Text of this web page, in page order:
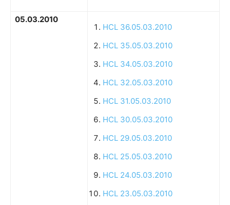
05.03.2010
HCL 36.05.03.2010
HCL 35.05.03.2010
HCL 34.05.03.2010
HCL 32.05.03.2010
HCL 31.05.03.2010
HCL 30.05.03.2010
HCL 29.05.03.2010
HCL 25.05.03.2010
HCL 24.05.03.2010
HCL 23.05.03.2010